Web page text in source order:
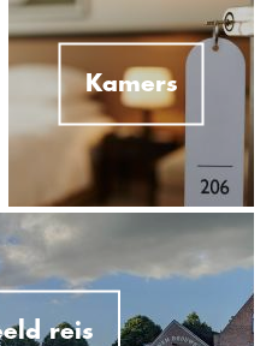
Kamers
reis